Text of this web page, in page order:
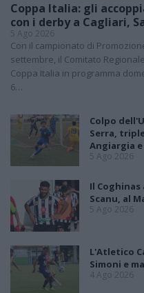
Coppa Italia: gli
con i derby a Cagliari,
5 Ago 2026
Con il campionato di
settembre, il Comitato
Coppa Italia in programma
6…
Colpo
Serra,
Angiargia e
5 Ago 2026
Il
Scanu, al
5 Ago 2026
L'Atletico
Simoni e
4 Ago 2026